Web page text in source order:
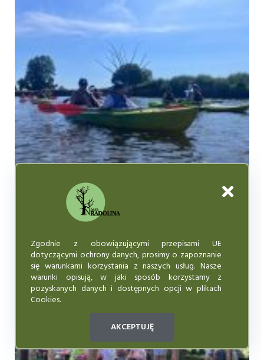
Zgodnie z obowiązującymi przepisami UE
dotyczącymi ochrony danych, prosimy o zapoznanie
się warunkami korzystania z naszych usług. Nasze
warunki opisują, w jaki sposób korzystamy z
pozyskanych danych i dostępnych opcji w plikach
Cookies.
AKCEPTUJĘ